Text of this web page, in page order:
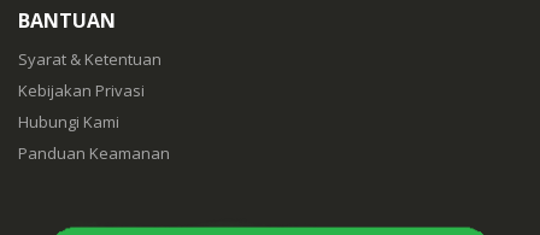
BANTUAN
Syarat & Ketentuan
Kebijakan Privasi
Hubungi Kami
Panduan Keamanan